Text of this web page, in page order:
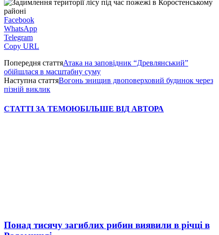
Facebook
WhatsApp
Telegram
Copy URL
Попередня статтяАтака на заповідник “Древлянський”
обійшлася в масштабну суму
Наступна статтяВогонь знищив двоповерховий будинок через
пізній виклик
СТАТТІ ЗА ТЕМОЮБІЛЬШЕ ВІД АВТОРА
Понад тисячу загиблих рибин виявили в річці в